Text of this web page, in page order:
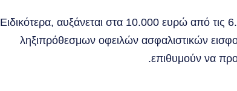
Ειδικότερα, αυξάνεται στα 10.000 ευρώ από τις
ληξιπρόθεσμων οφειλών ασφαλιστικών
επιθυμούν να